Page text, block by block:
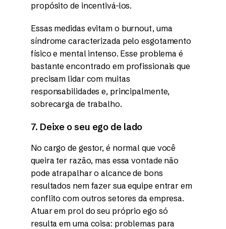
propósito de incentivá-los.
Essas medidas evitam o burnout, uma
síndrome caracterizada pelo esgotamento
físico e mental intenso. Esse problema é
bastante encontrado em profissionais que
precisam lidar com muitas
responsabilidades e, principalmente,
sobrecarga de trabalho.
7. Deixe o seu ego de lado
No cargo de gestor, é normal que você
queira ter razão, mas essa vontade não
pode atrapalhar o alcance de bons
resultados nem fazer sua equipe entrar em
conflito com outros setores da empresa.
Atuar em prol do seu próprio ego só
resulta em uma coisa: problemas para